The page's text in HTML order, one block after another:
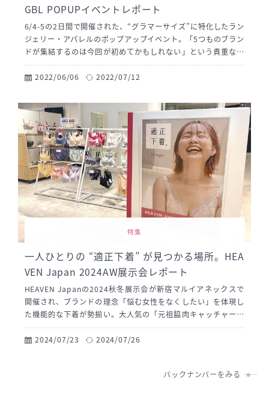
GBL POPUPイベントレポート
6/4-5の2日間で開催された、“グラマーサイズ”に特化したラン
ジェリー・アパレルのポップアップイベント。「5つものブラン
ドが集結するのは今回が初めてかもしれない」という貴重な機
会におじゃまさせていただきました！ 各ブランドのスタッフさ
んと、お客さまの楽しそうな会話で終始あふれていた会場の様
2022/06/06 2022/07/12
特集
一人ひとりの “適正下着” が見つかる場所。HEA
VEN Japan 2024AW展示会レポート
HEAVEN Japanの2024秋冬展示会が新宿マルイアネックスで
開催され、ブランドの理念「悩む女性をなくしたい」を体現し
た機能的な下着が勢揃い。大人気の「元祖脇肉キャッチャー」
や、Mカップまで対応の「どんとこいブラ」など、多彩な商品
を試着体験レポート。2024年秋冬の新作テーマは「Journe
で、悩みを解消し、自分を好きになるきっかけを提供します。
2024/07/23 2024/07/26
バックナンバーをみる